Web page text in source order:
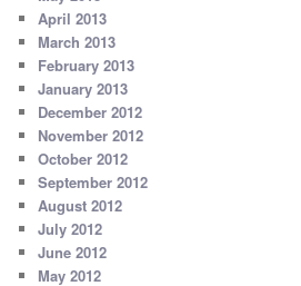
April 2013
March 2013
February 2013
January 2013
December 2012
November 2012
October 2012
September 2012
August 2012
July 2012
June 2012
May 2012